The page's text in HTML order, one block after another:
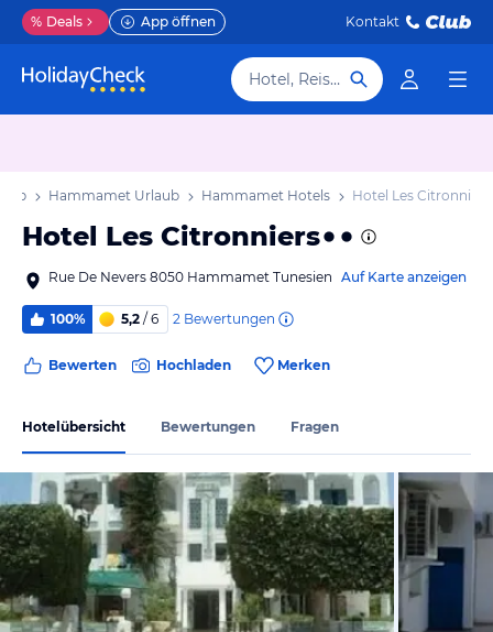
% Deals App öffnen Kontakt
Hotel, Reiseziel
Hammamet Urlaub Hammamet Hotels Hotel Les Citronniers
Hotel Les Citronniers
Rue De Nevers 8050 Hammamet Tunesien Auf Karte anzeigen
100% 5,2 / 6 2 Bewertungen
Bewerten Hochladen Merken
Hotelübersicht Bewertungen Fragen